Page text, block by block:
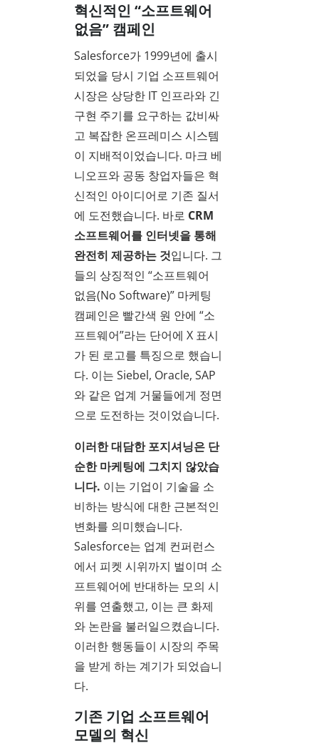
혁신적인 “소프트웨어
없음” 캠페인
Salesforce가 1999년에 출시
되었을 당시 기업 소프트웨어
시장은 상당한 IT 인프라와 긴
구현 주기를 요구하는 값비싸
고 복잡한 온프레미스 시스템
이 지배적이었습니다. 마크 베
니오프와 공동 창업자들은 혁
신적인 아이디어로 기존 질서
에 도전했습니다. 바로 CRM
소프트웨어를 인터넷을 통해
완전히 제공하는 것입니다. 그
들의 상징적인 “소프트웨어
없음(No Software)” 마케팅
캠페인은 빨간색 원 안에 “소
프트웨어”라는 단어에 X 표시
가 된 로고를 특징으로 했습니
다. 이는 Siebel, Oracle, SAP
와 같은 업계 거물들에게 정면
으로 도전하는 것이었습니다.
이러한 대담한 포지셔닝은 단
순한 마케팅에 그치지 않았습
니다. 이는 기업이 기술을 소
비하는 방식에 대한 근본적인
변화를 의미했습니다.
Salesforce는 업계 컨퍼런스
에서 피켓 시위까지 벌이며 소
프트웨어에 반대하는 모의 시
위를 연출했고, 이는 큰 화제
와 논란을 불러일으켰습니다.
이러한 행동들이 시장의 주목
을 받게 하는 계기가 되었습니
다.
기존 기업 소프트웨어
모델의 혁신